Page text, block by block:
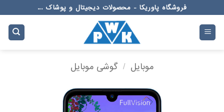
to
content
فروشگاه پاوریکا - محصولات دیجیتال و پوشاک ...
موبایل / گوشی موبایل